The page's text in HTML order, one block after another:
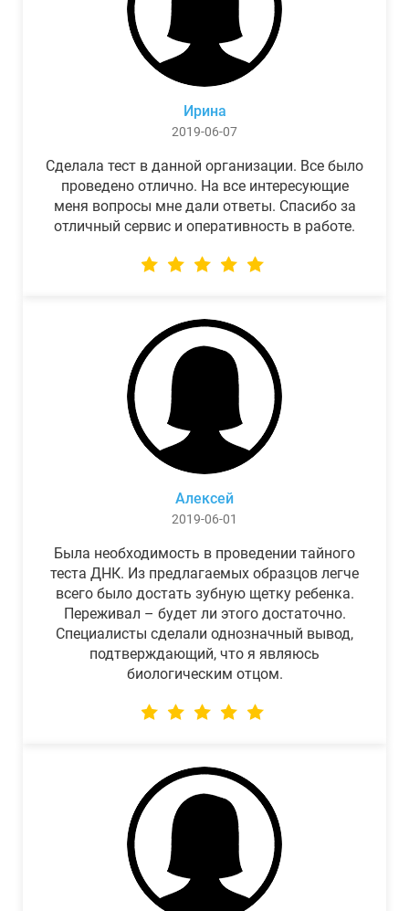
Ирина
2019-06-07
Сделала тест в данной организации. Все было
проведено отлично. На все интересующие
меня вопросы мне дали ответы. Спасибо за
отличный сервис и оперативность в работе.
Алексей
2019-06-01
Была необходимость в проведении тайного
теста ДНК. Из предлагаемых образцов легче
всего было достать зубную щетку ребенка.
Переживал – будет ли этого достаточно.
Специалисты сделали однозначный вывод,
подтверждающий, что я являюсь
биологическим отцом.